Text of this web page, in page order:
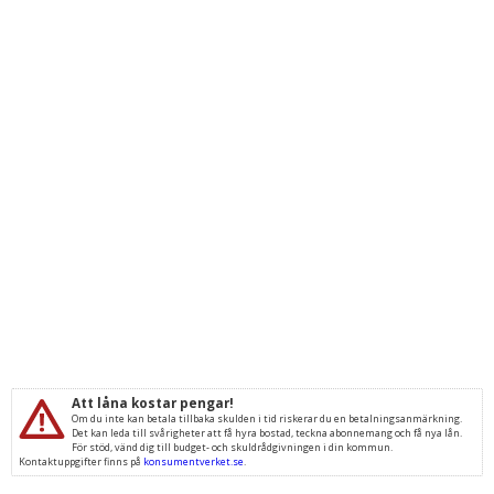
Att låna kostar pengar!
Om du inte kan betala tillbaka skulden i tid riskerar du en betalningsanmärkning.
Det kan leda till svårigheter att få hyra bostad, teckna abonnemang och få nya lån.
För stöd, vänd dig till budget- och skuldrådgivningen i din kommun.
Kontaktuppgifter finns på konsumentverket.se.